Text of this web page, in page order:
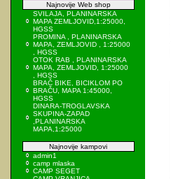
Najnovije Web shop
SVILAJA, PLANINARSKA
MAPA ZEMLJOVID,1:25000,
HGSS
PROMINA , PLANINARSKA
MAPA, ZEMLJOVID , 1:25000
, HGSS
OTOK RAB , PLANINARSKA
MAPA, ZEMLJOVID, 1:25000
, HGSS
BRAČ BIKE, BICIKLOM PO
BRAČU, MAPA 1:45000,
HGSS
DINARA-TROGLAVSKA
SKUPINA-ZAPAD
,PLANINARSKA
MAPA,1:25000
Najnovije kampovi
admin1
camp mlaska
CAMP SEGET